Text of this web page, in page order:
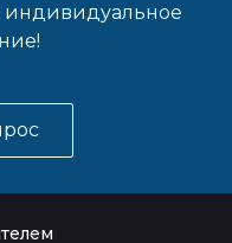
индивидуальное